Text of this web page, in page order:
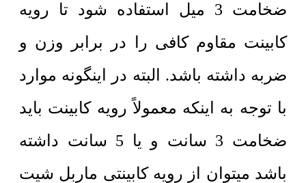
ضخامت 3 میل استفاده شود تا رویه
کابینت مقاوم کافی را در برابر وزن و
ضربه داشته باشد. البته در اینگونه موارد
با توجه به اینکه معمولاً رویه کابینت باید
ضخامت 3 سانت و یا 5 سانت داشته
باشد میتوان از رویه کابینتی ماربل شیت